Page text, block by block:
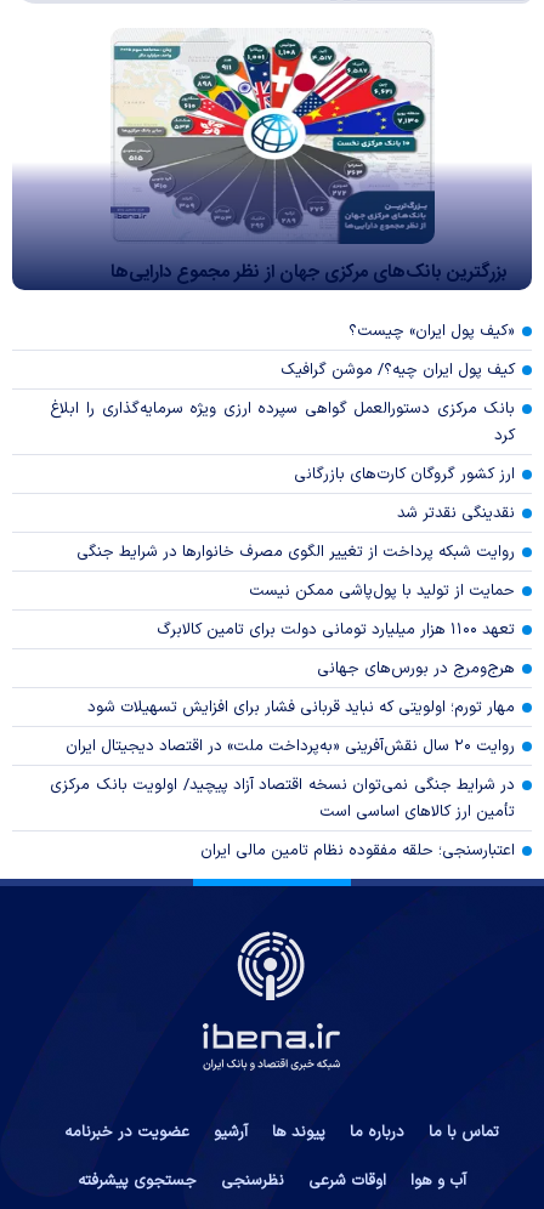
بزرگترین بانک‌های مرکزی جهان از نظر مجموع دارایی‌ها
«کیف پول ایران» چیست؟
کیف پول ایران چیه؟/ موشن گرافیک
بانک مرکزی دستورالعمل گواهی سپرده ارزی ویژه سرمایه‌گذاری را ابلاغ
کرد
ارز کشور گروگان کارت‌های بازرگانی
نقدینگی نقدتر شد
روایت شبکه پرداخت از تغییر الگوی مصرف خانوار‌ها در شرایط جنگی
حمایت از تولید با پول‌پاشی ممکن نیست
تعهد ۱۱۰۰ هزار میلیارد تومانی دولت برای تامین کالابرگ
هرج‌ومرج در بورس‌های جهانی
مهار تورم؛ اولویتی که نباید قربانی فشار برای افزایش تسهیلات شود
روایت ۲۰ سال نقش‌آفرینی «به‌پرداخت ملت» در اقتصاد دیجیتال ایران
در شرایط جنگی نمی‌توان نسخه اقتصاد آزاد پیچید/ اولویت بانک مرکزی
تأمین ارز کالا‌های اساسی است
اعتبارسنجی؛ حلقه مفقوده نظام تامین مالی ایران
تماس با ما درباره ما پیوند ها آرشیو
عضویت در خبرنامه
آب و هوا
اوقات شرعی نظرسنجی جستجوی پیشرفته